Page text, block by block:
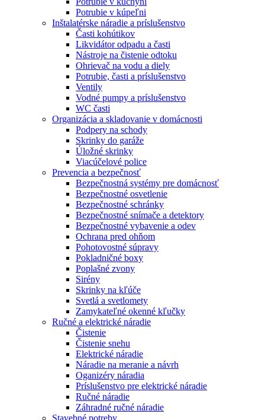
Potrubie v kúpeľni
Inštalatérske náradie a príslušenstvo
Časti kohútikov
Likvidátor odpadu a časti
Nástroje na čistenie odtoku
Ohrievač na vodu a diely
Potrubie, časti a príslušenstvo
Ventily
Vodné pumpy a príslušenstvo
WC časti
Organizácia a skladovanie v domácnosti
Podpery na schody
Skrinky do garáže
Úložné skrinky
Viacúčelové police
Prevencia a bezpečnosť
Bezpečnostná systémy pre domácnosť
Bezpečnostné osvetlenie
Bezpečnostné schránky
Bezpečnostné snímače a detektory
Bezpečnostné vybavenie a odev
Ochrana pred ohňom
Pohotovostné súpravy
Pokladničné boxy
Poplašné zvony
Sirény
Skrinky na kľúče
Svetlá a svetlomety
Zamykateľné okenné kľučky
Ručné a elektrické náradie
Čistenie
Čistenie snehu
Elektrické náradie
Náradie na meranie a návrh
Oganizéry náradia
Príslušenstvo pre elektrické náradie
Ručné náradie
Záhradné ručné náradie
Stavebné potreby